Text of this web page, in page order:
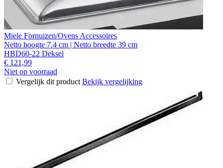
Miele Fornuizen/Ovens Accessoires
Netto hoogte 7.4 cm | Netto breedte 39 cm
HBD60-22 Deksel
€ 121,99
Niet op voorraad
Vergelijk dit product Bekijk vergelijking